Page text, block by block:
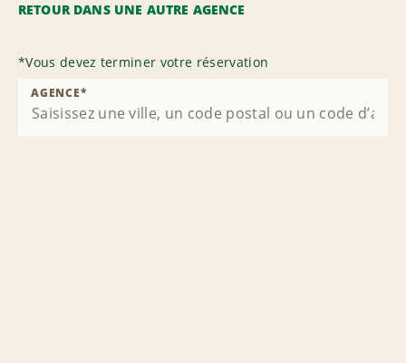
RETOUR DANS UNE AUTRE AGENCE
*Vous devez terminer votre réservation
AGENCE*